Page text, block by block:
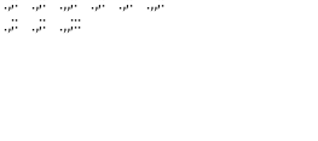
.,;: .,;: .,,;: .,;: .,;: .,,;::